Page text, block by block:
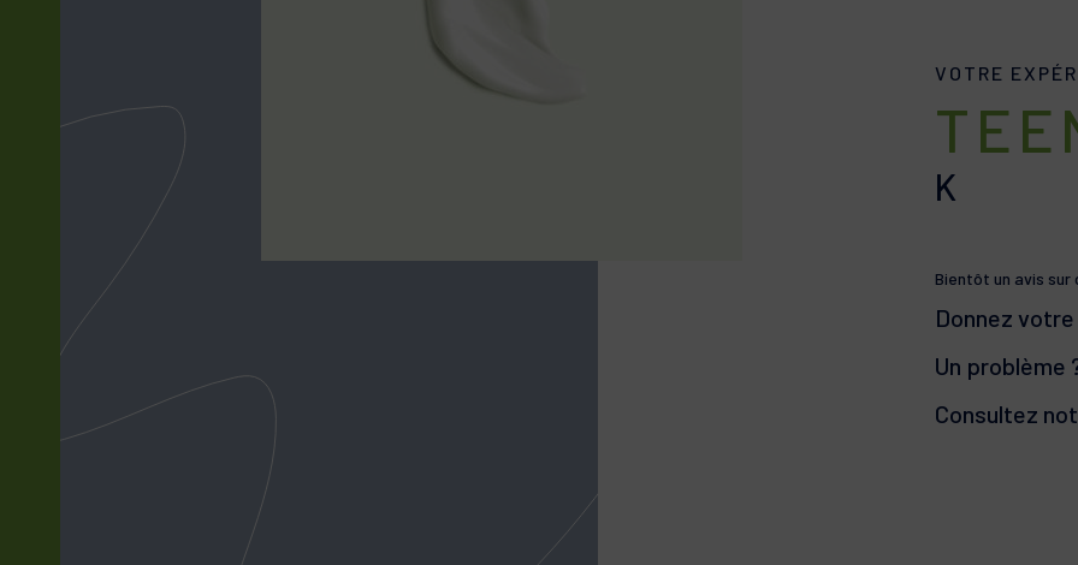
VOTRE
K
Bientôt un avis sur
Donnez
Un problème
Consultez